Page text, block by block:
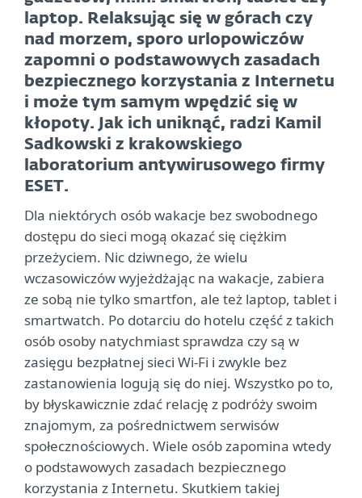
laptop. Relaksując się w górach czy
nad morzem, sporo urlopowiczów
zapomni o podstawowych zasadach
bezpiecznego korzystania z Internetu
i może tym samym wpędzić się w
kłopoty. Jak ich uniknąć, radzi Kamil
Sadkowski z krakowskiego
laboratorium antywirusowego firmy
ESET.
Dla niektórych osób wakacje bez swobodnego
dostępu do sieci mogą okazać się ciężkim
przeżyciem. Nic dziwnego, że wielu
wczasowiczów wyjeżdżając na wakacje, zabiera
ze sobą nie tylko smartfon, ale też laptop, tablet i
smartwatch. Po dotarciu do hotelu część z takich
osób osoby natychmiast sprawdza czy są w
zasięgu bezpłatnej sieci Wi-Fi i zwykle bez
zastanowienia logują się do niej. Wszystko po to,
by błyskawicznie zdać relację z podróży swoim
znajomym, za pośrednictwem serwisów
społecznościowych. Wiele osób zapomina wtedy
o podstawowych zasadach bezpiecznego
korzystania z Internetu. Skutkiem takiej